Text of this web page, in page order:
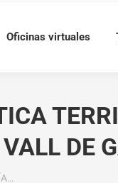
Oficinas virtuales
DE